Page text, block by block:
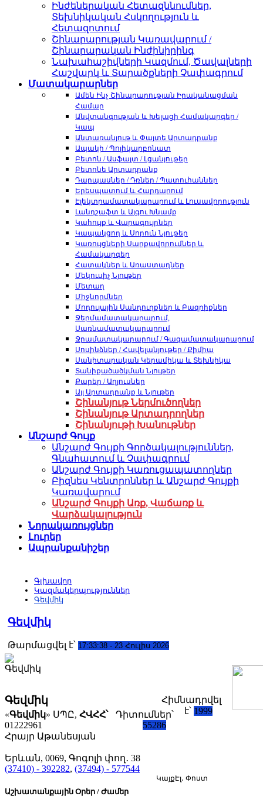
Ինժեներական Հետազննումներ,
Տեխնիկական Հսկողություն և
Հետազոտում
Շինարարության Կառավարում /
Շինարարական Ինժինիրինգ
Նախահաշիվների Կազմում, Ծավալների
Հաշվարկ և Տարածքների Չափագրում
Մատակարարներ
Ամեն Ինչ Շինարարության Իրականացման
Համար
Անվտանգության և Խելացի Համակարգեր /
Կապ
Անտառանյութ և Փայտե Արտադրանք
Ապակի / Պոլիկարբոնատ
Բետոն / Ասֆալտ / Լցանյութեր
Բետոնե Արտադրանք
Դարպասներ / Դռներ / Պատուհաններ
Երեսպատում և Հարդարում
Էլեկտրամատակարարում և Լուսավորություն
Լանդշաֆտ և Այգու Խնամք
Կահույք և Վարագույրներ
Կապակցող և Սորուն Նյութեր
Կառույցների Սարքավորումներ և
Համակարգեր
Հատակներ և Առաստաղներ
Մեկուսիչ Նյութեր
Մետաղ
Միջնորմներ
Մոդուլային Սանդուղքներ և Բազրիքներ
Ջերմամատակարարում,
Սառնամատակարարում
Ջրամատակարարում / Գազամատակարարում
Սոսինձներ / Հավելանյութեր / Քիմիա
Սանիտարական Կերամիկա և Տեխնիկա
Տանիքածածկման Նյութեր
Քարեր / Աղյուսներ
Այլ Արտադրանք և Նյութեր
Շինանյութ Ներմուծողներ
Շինանյութ Արտադրողներ
Շինանյութի Խանութներ
Անշարժ Գույք
Անշարժ Գույքի Գործակալություններ,
Գնահատում և Չափագրում
Անշարժ Գույքի Կառուցապատողներ
Բիզնես Կենտրոններ և Անշարժ Գույքի
Կառավարում
Անշարժ Գույքի Առք, Վաճառք և
Վարձակալություն
Նորակառույցներ
Լուրեր
Ապրանքանիշեր
Գլխավոր
Կազմակերպություններ
Գեվմիկ
Գեվմիկ
Թարմացվել է՝ 17:33:38 - 23 Հուլիս 2026
Հիմնադրվել
է՝ 1999
Գեվմիկ
Դիտումներ՝
55286
«Գեվմիկ» ՍՊԸ, ՀՎՀՀ՝
01222961
Հրայր Աթանեսյան
Երևան, 0069, Գոգոլի փող․ 38
(37410) - 392282, (37494) - 577544
Էլ․ Փոստ
Կայք
Աշխատանքային Օրեր / Ժամեր